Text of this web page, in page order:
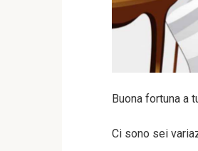
Buona fortuna a
Ci sono sei